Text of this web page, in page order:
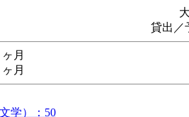
貸出／
月
月
学）：50